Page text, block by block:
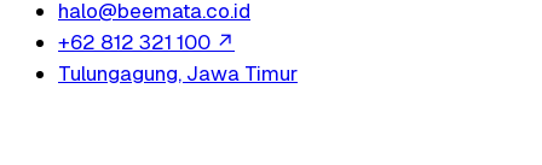
halo@beemata.co.id
+62 812 321 100 ↗
Tulungagung, Jawa Timur